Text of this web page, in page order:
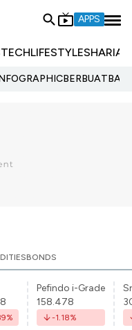
APPS
TECHLIFESTYLESHARIA
BONDS
%
Pefindo i-Grade
158.478
-1.18%